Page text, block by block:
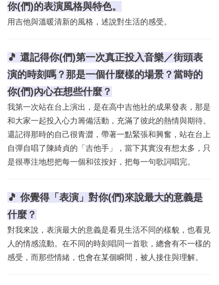
你(們)的表演風格與特色。
用吉他與溫暖清新的風格，述說對生活的感受。
🎵 還記得你(們)第一次真正投入音樂／街頭表
演的時刻嗎？那是一個什麼樣的場景？當時的
你(們)內心在想些什麼？
我第一次站在台上演出，是在高中吉他社的成果發表，那是
和大家一起投入心力籌備活動，充滿了彼此的熱情與期待。
還記得那時的自己很青澀，帶著一點緊張和興奮，站在台上
自彈自唱了陳綺貞的「吉他手」，當下其實沒有想太多，只
是很專注地想把每一個和弦按好，把每一句歌詞唱完。
🎵 你覺得「表演」對你(們)來說最大的意義是
什麼？
對我來說，表演最大的意義是看見生活不同的樣貌，也看見
人的情感流動。在不同的時刻唱同一首歌，總會有不一樣的
感受，而那些情緒，也會在某個瞬間，被人接住與理解。